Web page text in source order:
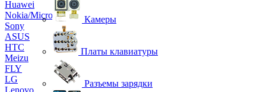
Huawei
Nokia/Microsoft
Sony
ASUS
HTC
Meizu
FLY
LG
Lenovo
Камеры
Платы клавиатуры
Разъемы зарядки